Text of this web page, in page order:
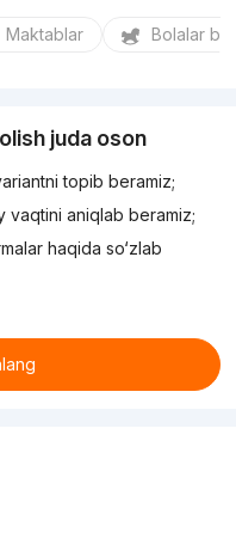
Maktablar Bolalar
juda oson
topib beramiz;
vaqtini aniqlab beramiz;
haqida so‘zlab